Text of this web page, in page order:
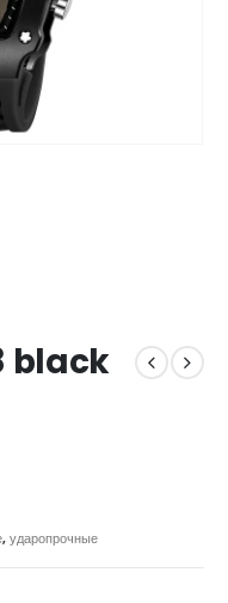
black
,ударопрочные